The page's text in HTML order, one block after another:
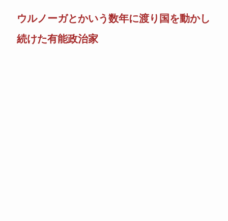
ウルノーガとかいう数年に渡り国を動かし
続けた有能政治家